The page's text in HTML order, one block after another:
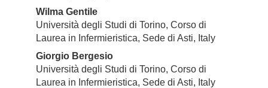
Wilma Gentile
Università degli Studi di Torino, Corso di
Laurea in Infermieristica, Sede di Asti, Italy
Giorgio Bergesio
Università degli Studi di Torino, Corso di
Laurea in Infermieristica, Sede di Asti, Italy